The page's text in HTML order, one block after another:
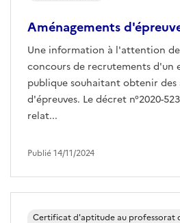
Aménagements
Une information à l'attention
concours de recrutements d'un
publique souhaitant obtenir des
d'épreuves. Le décret n°2020-
relat...
Publié 14/11/2024
Certificat d'aptitude au professorat